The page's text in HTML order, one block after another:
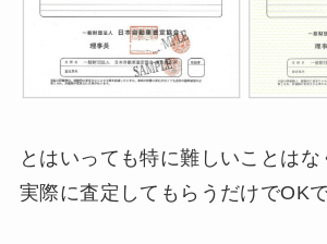
とはいっても特に難しいことはな
実際に査定してもらうだけでOKで